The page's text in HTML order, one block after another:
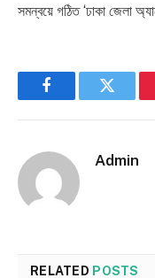
সমন্বয়ে গঠিত ‘ঢাকা জেলা
FacebookTwitter
Admin
RELATED POSTS